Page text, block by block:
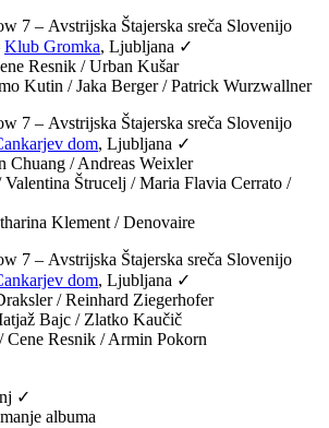
7 – Avstrijska Štajerska sreča Slovenijo
Klub Gromka, Ljubljana ✓
Resnik / Urban Kušar
Kutin / Jaka Berger / Patrick Wurzwallner
7 – Avstrijska Štajerska sreča Slovenijo
dom, Ljubljana ✓
Chuang / Andreas Weixler
Valentina Štrucelj / Maria Flavia Cerrato /
Klement / Denovaire
7 – Avstrijska Štajerska sreča Slovenijo
dom, Ljubljana ✓
/ Reinhard Ziegerhofer
Bajc / Zlatko Kaučič
Cene Resnik / Armin Pokorn
✓
albuma